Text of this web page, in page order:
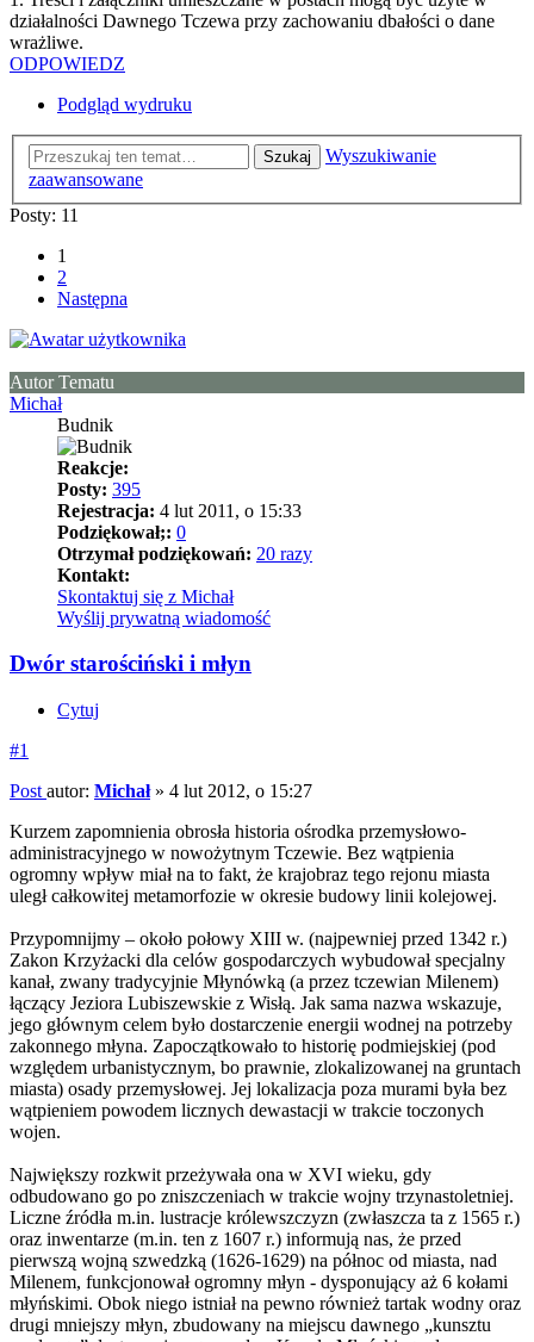
działalności Dawnego Tczewa przy zachowaniu dbałości o dane
wrażliwe.
ODPOWIEDZ
Podgląd wydruku
Szukaj
Wyszukiwanie
zaawansowane
Posty: 11
1
2
Następna
Autor Tematu
Michał
Budnik
Reakcje:
Posty: 395
Rejestracja: 4 lut 2011, o 15:33
Podziękował;: 0
Otrzymał podziękowań: 20 razy
Kontakt:
Skontaktuj się z Michał
Wyślij prywatną wiadomość
Dwór starościński i młyn
Cytuj
#1
Post autor: Michał» 4 lut 2012, o 15:27
Kurzem zapomnienia obrosła historia ośrodka przemysłowo-
administracyjnego w nowożytnym Tczewie. Bez wątpienia
ogromny wpływ miał na to fakt, że krajobraz tego rejonu miasta
uległ całkowitej metamorfozie w okresie budowy linii kolejowej.
Przypomnijmy – około połowy XIII w. (najpewniej przed 1342 r.)
Zakon Krzyżacki dla celów gospodarczych wybudował specjalny
kanał, zwany tradycyjnie Młynówką (a przez tczewian Milenem)
łączący Jeziora Lubiszewskie z Wisłą. Jak sama nazwa wskazuje,
jego głównym celem było dostarczenie energii wodnej na potrzeby
zakonnego młyna. Zapoczątkowało to historię podmiejskiej (pod
względem urbanistycznym, bo prawnie, zlokalizowanej na gruntach
miasta) osady przemysłowej. Jej lokalizacja poza murami była bez
wątpieniem powodem licznych dewastacji w trakcie toczonych
wojen.
Największy rozkwit przeżywała ona w XVI wieku, gdy
odbudowano go po zniszczeniach w trakcie wojny trzynastoletniej.
Liczne źródła m.in. lustracje królewszczyzn (zwłaszcza ta z 1565 r.)
oraz inwentarze (m.in. ten z 1607 r.) informują nas, że przed
pierwszą wojną szwedzką (1626-1629) na północ od miasta, nad
Milenem, funkcjonował ogromny młyn - dysponujący aż 6 kołami
młyńskimi. Obok niego istniał na pewno również tartak wodny oraz
drugi mniejszy młyn, zbudowany na miejscu dawnego „kunsztu